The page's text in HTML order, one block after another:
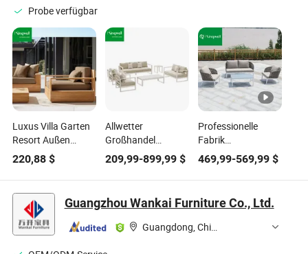
Probe verfügbar
Luxus Villa Garten
Resort Außen
Teakholz Patio
Möbel Sofa Set für
Hotel
220,88 $
Allwetter
Großhandel
Kingwell Outdoor
Lounge Sofa
Gartenmöbel
209,99-899,99$
Professionelle
Fabrik
Gartenmöbel
modernes Outdoor
Seil Sofaset
469,99-569,99$
Guangzhou Wankai Furniture Co., Ltd.
Guangdong, China